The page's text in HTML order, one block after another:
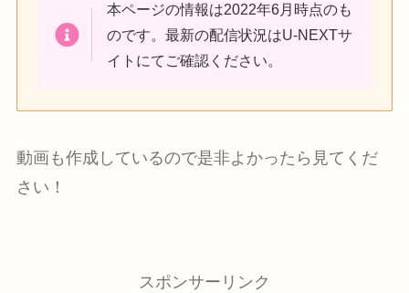
本ページの情報は2022年6月時点のも
のです。最新の配信状況はU-NEXTサ
イトにてご確認ください。
動画も作成しているので是非よかったら見てくだ
さい！
スポンサーリンク